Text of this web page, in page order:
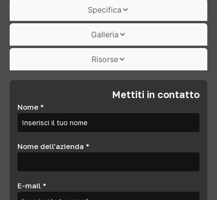
Specifica
Galleria
Risorse
Mettiti in contatto
Nome *
Nome dell'azienda *
E-mail *